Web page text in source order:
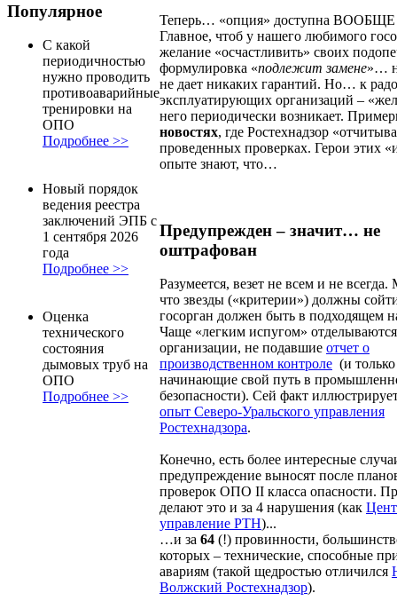
Популярное
С какой
периодичностью
нужно проводить
противоаварийные
тренировки на
ОПО
Подробнее >>
Новый порядок
ведения реестра
заключений ЭПБ с
1 сентября 2026
года
Подробнее >>
Оценка
технического
состояния
дымовых труб на
ОПО
Подробнее >>
Теперь… «опция» доступна ВООБЩЕ
Главное, чтоб у нашего любимого
желание «осчастливить» своих
формулировка «подлежит замене»…
не дает никаких гарантий. Но… к
эксплуатирующих организаций –
него периодически возникает.
новостях, где Ростехнадзор
проведенных проверках. Герои этих
опыте знают, что…
Предупрежден – значит… не
оштрафован
Разумеется, везет не всем и не всегда.
что звезды («критерии») должны
госорган должен быть в подходящем
Чаще «легким испугом» отделываются
организации, не подавшие отчет о
производственном контроле (и только
начинающие свой путь в
безопасности). Сей факт
опыт Северо-Уральского управления
Ростехнадзора.
Конечно, есть более интересные
предупреждение выносят после
проверок ОПО II класса опасности.
делают это и за 4 нарушения (как
управление РТН)...
…и за 64 (!) провинности,
которых – технические, способные
авариям (такой щедростью отличился
Волжский Ростехнадзор).